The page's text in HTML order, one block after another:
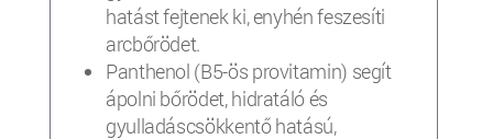
hatást fejtenek ki, enyhén feszesíti
arcbőrödet.
Panthenol (B5-ös provitamin) segít
ápolni bőrödet, hidratáló és
gyulladáscsökkentő hatású,